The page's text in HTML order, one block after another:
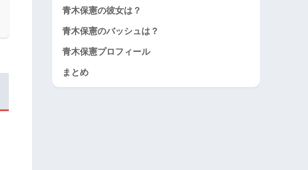
青木保憲の彼女は？
青木保憲のバッシュは？
青木保憲プロフィール
まとめ